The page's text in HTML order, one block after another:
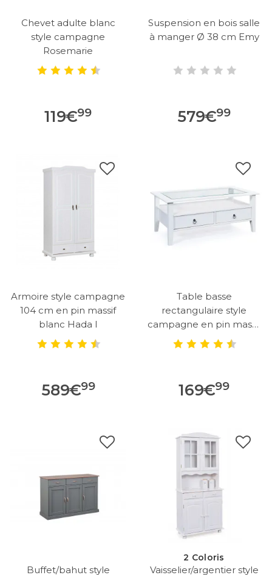
Chevet adulte blanc
style campagne
Rosemarie
119€99
Suspension en bois salle
à manger Ø 38 cm Emy
579€99
Armoire style campagne
104 cm en pin massif
blanc Hada I
589€99
Table basse
rectangulaire style
campagne en pin massif
Florence
169€99
Buffet/bahut style
2 Coloris
Vaisselier/argentier style